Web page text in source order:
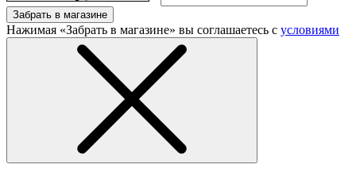
Забрать в магазине
Нажимая «Забрать в магазине» вы соглашаетесь с условиями